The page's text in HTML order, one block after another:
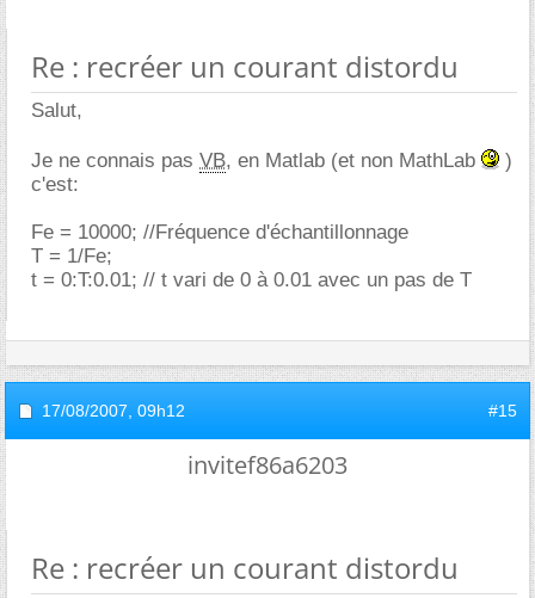
Re : recréer un courant distordu
Salut,
Je ne connais pas VB, en Matlab (et non MathLab
)
c'est:
Fe = 10000; //Fréquence d'échantillonnage
T = 1/Fe;
t = 0:T:0.01; // t vari de 0 à 0.01 avec un pas de T
17/08/2007, 09h12 #15
invitef86a6203
Re : recréer un courant distordu